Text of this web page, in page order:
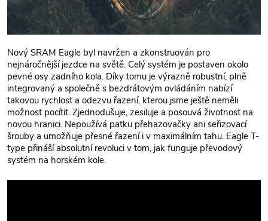
Nový SRAM Eagle byl navržen a zkonstruován pro
nejnáročnější jezdce na světě. Celý systém je postaven okolo
pevné osy zadního kola. Díky tomu je výrazně robustní, plně
integrovaný a společně s bezdrátovým ovládáním nabízí
takovou rychlost a odezvu řazení, kterou jsme ještě neměli
možnost pocítit. Zjednodušuje, zesiluje a posouvá životnost na
novou hranici. Nepoužívá patku přehazovačky ani seřizovací
šrouby a umožňuje přesné řazení i v maximálním tahu. Eagle T-
type přináší absolutní revoluci v tom, jak funguje převodový
systém na horském kole.